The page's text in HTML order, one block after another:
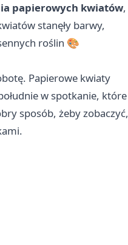
papierowych kwiatów,
stanęły barwy,
roślin 🎨
Papierowe kwiaty
w spotkanie, które
sposób, żeby zobaczyć,